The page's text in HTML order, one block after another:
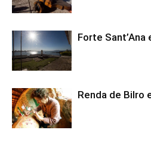
Forte Sant’Ana
Renda de Bilro